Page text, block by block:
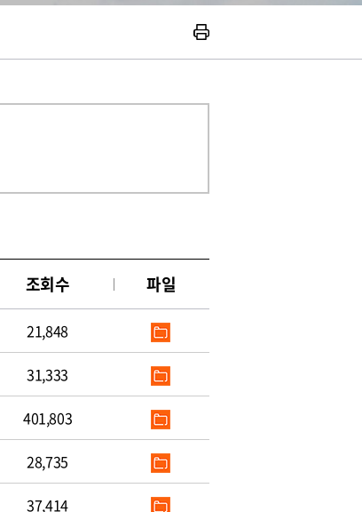
조회수 파일
21,848
31,333
401,803
28,735
37,414